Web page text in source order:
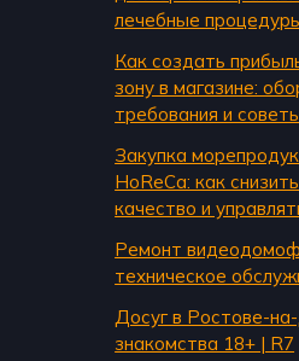
лечебные
Как создать
зону в магазине:
требования и
Закупка
HoReCa: как
качество и
Ремонт
техническое
Досуг в Ростове-
знакомства 18+ | R7